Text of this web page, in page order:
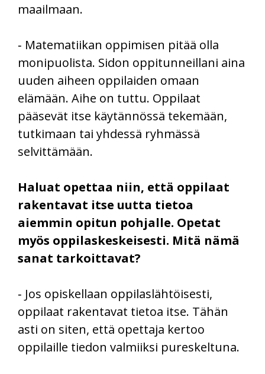
maailmaan.
‑ Matematiikan oppimisen pitää olla
monipuolista. Sidon oppitunneillani aina
uuden aiheen oppilaiden omaan
elämään. Aihe on tuttu. Oppilaat
pääsevät itse käytännössä tekemään,
tutkimaan tai yhdessä ryhmässä
selvittämään.
Haluat opettaa niin, että oppilaat
rakentavat itse uutta tietoa
aiemmin opitun pohjalle. Opetat
myös oppilaskeskeisesti. Mitä nämä
sanat tarkoittavat?
‑ Jos opiskellaan oppilaslähtöisesti,
oppilaat rakentavat tietoa itse. Tähän
asti on siten, että opettaja kertoo
oppilaille tiedon valmiiksi pureskeltuna.